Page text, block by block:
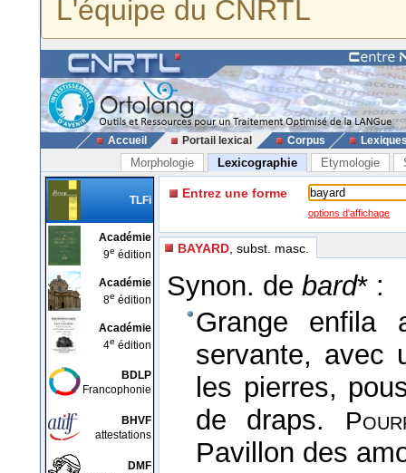
L'équipe du CNRTL
Accueil Portail lexical Corpus
Morphologie Lexicographie Etymologie
TLFi
Académie
9e édition
Académie
8e édition
Académie
4e édition
BDLP
Francophonie
BHVF
attestations
DMF
Entrez une forme
options d'affichage
BAYARD , subst. masc.
Synon. de bard* :
Grange enfila
servante, avec
les pierres,
de draps.
Pavillon des